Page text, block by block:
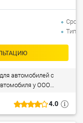
4.0
Срок
Тип
автомобилей с
у ООО